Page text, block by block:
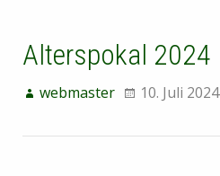
Alterspokal 2024
webmaster 10. Juli 2024